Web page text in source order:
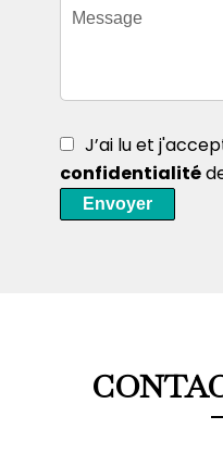
J’ai lu et
confidentialité
Envoyer